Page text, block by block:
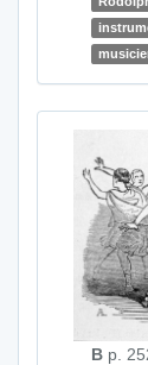
B p.